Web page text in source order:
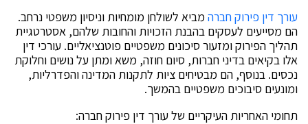
עורך דין פירוק חברה מביא לשולחן מומחיות וניסיון משפטי נרחב.
הם מסייעים לעסקים בהבנת הזכויות והחובות שלהם, אסטרטגיית
תהליך הפירוק ומזעור סיכונים משפטיים פוטנציאליים. עורכי דין
אלו בקיאים בדיני חברות, סיום חוזה, משא ומתן על נושים וחלוקת
נכסים. בנוסף, הם מבטיחים ציות לתקנות המדינה והפדרליות,
ומונעים סיבוכים משפטיים בהמשך.
תחומי האחריות העיקריים של עורך דין פירוק חברה: